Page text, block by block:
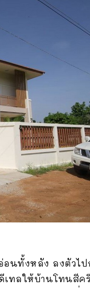
ทั้งหลัง ลงตัวไป
เทลให้บ้านโทนสีค